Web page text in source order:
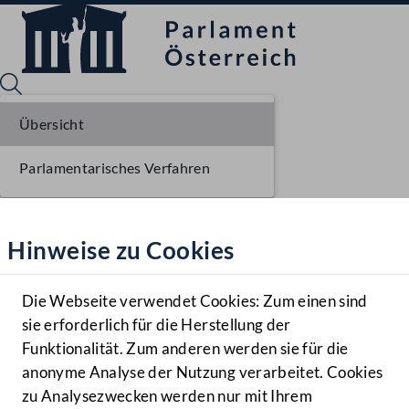
Hilfe
Benutzer
Navigationsmenü öffnen
MENÜ
Hinweise zu Cookies
Die Webseite verwendet Cookies: Zum einen sind
sie erforderlich für die Herstellung der
Funktionalität. Zum anderen werden sie für die
anonyme Analyse der Nutzung verarbeitet. Cookies
zu Analysezwecken werden nur mit Ihrem
Übersicht
Parlamentarisches Verfahren